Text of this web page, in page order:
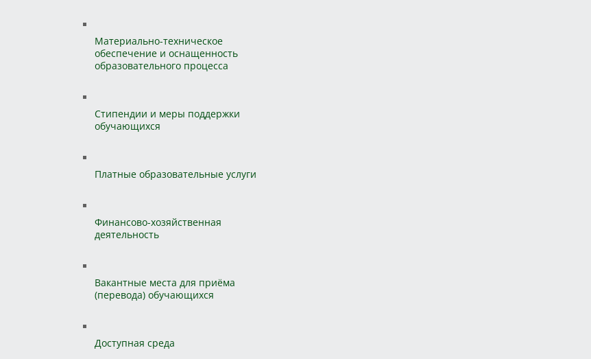
Материально-техническое
обеспечение и оснащенность
образовательного процесса
Стипендии и меры поддержки
обучающихся
Платные образовательные услуги
Финансово-хозяйственная
деятельность
Вакантные места для приёма
(перевода) обучающихся
Доступная среда